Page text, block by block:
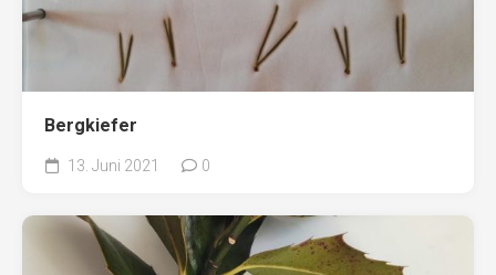
Bergkiefer
13. Juni 2021 0